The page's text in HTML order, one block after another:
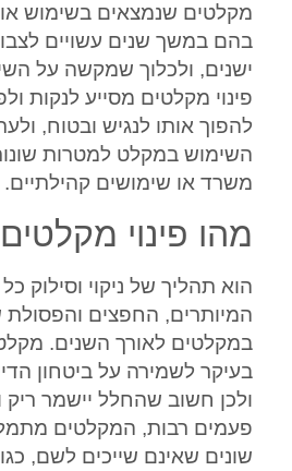
מקלטים שנמצאים בשימוש
בהם במשך שנים עשויים
ישנים, ולכלוך שמקשה על
פינוי מקלטים מסייע לנקות
להפוך אותו לנגיש ובטוח,
השימוש במקלט למטרות
משרד או שימושים קהילתיים.
מהו פינוי
הוא תהליך של ניקוי וסילוק
המיותרים, החפצים
במקלטים לאורך השנים.
בעיקר לשמירה על ביטחון
ולכן חשוב שהחלל יישמר ריק
פעמים רבות, המקלטים
שונים שאינם שייכים לשם,